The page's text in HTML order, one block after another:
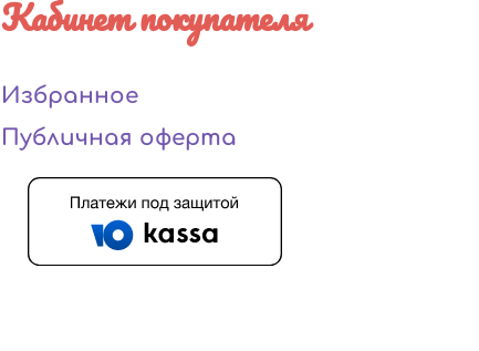
Кабинет покупателя
Избранное
Публичная оферта